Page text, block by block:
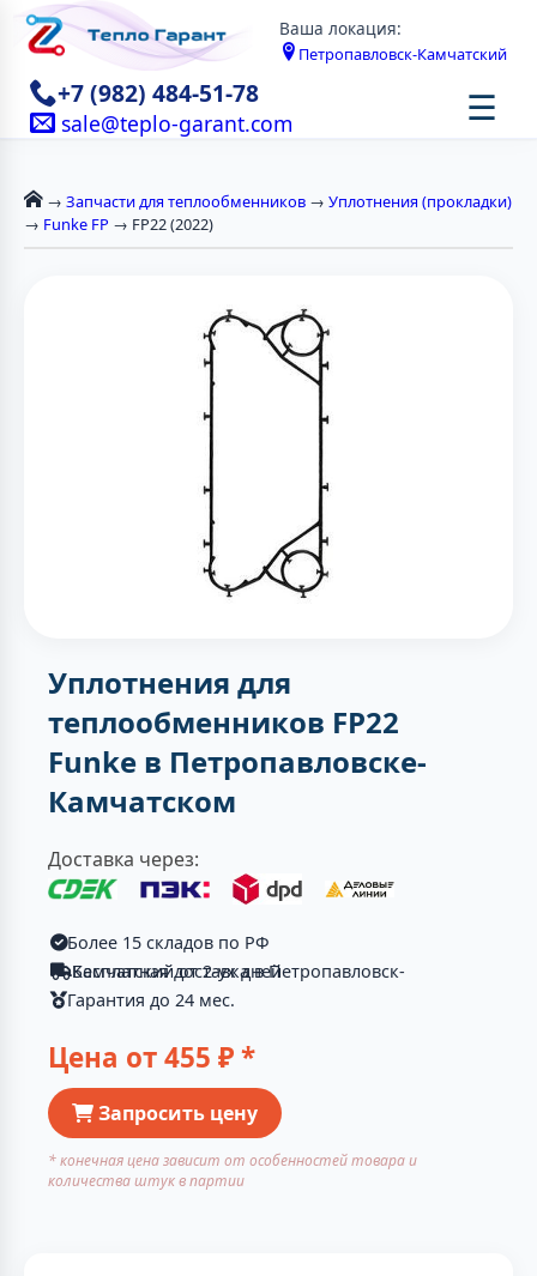
Ваша локация:
Петропавловск-Камчатский
+7 (982) 484-51-78
sale@teplo-garant.com ☰
→ Запчасти для теплообменников → Уплотнения (прокладки)
→ Funke FP → FP22 (2022)
Уплотнения для
теплообменников FP22
Funke в Петропавловске-
Камчатском
Доставка через:
Более 15 складов по РФ
Бесплатная доставка в Петропавловск-Камчатский от 2-ух дней
Гарантия до 24 мес.
Цена от455 ₽ *
Запросить цену
* конечная цена зависит от особенностей товара и
количества штук в партии